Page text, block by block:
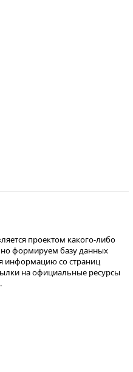
проектом какого-либо
формируем базу данных
информацию со страниц
на официальные ресурсы